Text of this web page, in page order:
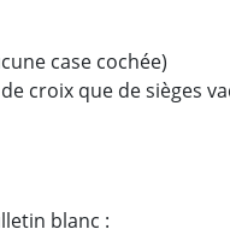
case cochée)
croix que de sièges
blanc :